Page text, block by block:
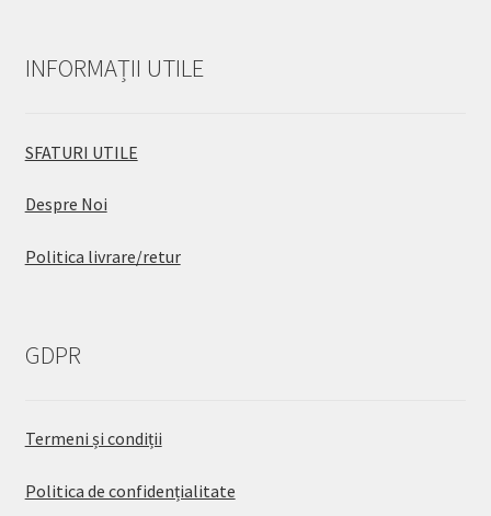
INFORMAȚII UTILE
SFATURI UTILE
Despre Noi
Politica livrare/retur
GDPR
Termeni și condiții
Politica de confidențialitate